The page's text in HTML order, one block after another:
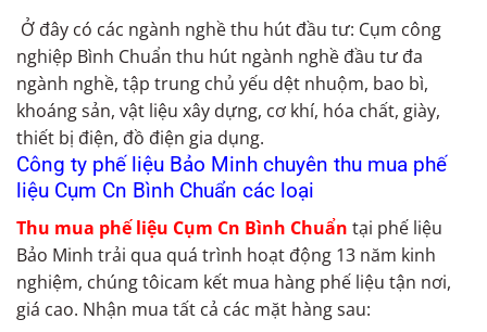
Ở đây có các ngành nghề thu hút đầu tư: Cụm công
nghiệp Bình Chuẩn thu hút ngành nghề đầu tư đa
ngành nghề, tập trung chủ yếu dệt nhuộm, bao bì,
khoáng sản, vật liệu xây dựng, cơ khí, hóa chất, giày,
thiết bị điện, đồ điện gia dụng.
Công ty phế liệu Bảo Minh chuyên thu mua phế
liệu Cụm Cn Bình Chuẩn các loại
Thu mua phế liệu Cụm Cn Bình Chuẩn tại phế liệu
Bảo Minh trải qua quá trình hoạt động 13 năm kinh
nghiệm, chúng tôicam kết mua hàng phế liệu tận nơi,
giá cao. Nhận mua tất cả các mặt hàng sau: